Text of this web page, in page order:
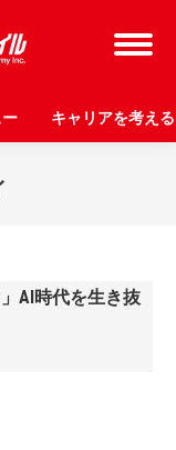
キャリアを考える
AI時代を生き抜